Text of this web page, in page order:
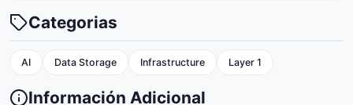
Categorias
AI Data Storage Infrastructure Layer 1
Información Adicional